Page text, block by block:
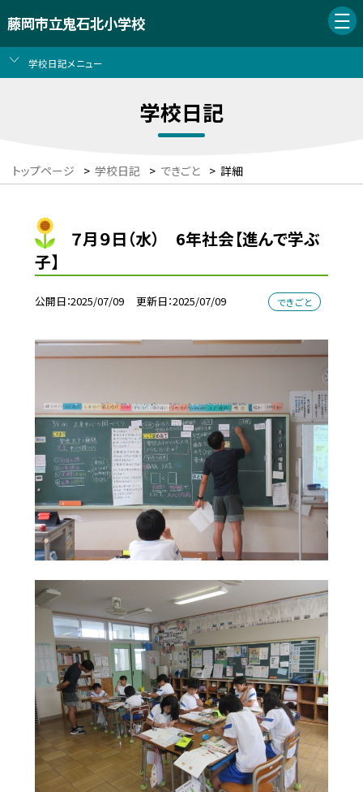
藤岡市立鬼石北小学校
学校日記メニュー
学校日記
トップページ > 学校日記 > できごと > 詳細
７月９日（水） 6年社会【進んで学ぶ
子】
公開日 2025/07/09 更新日 2025/07/09 できごと